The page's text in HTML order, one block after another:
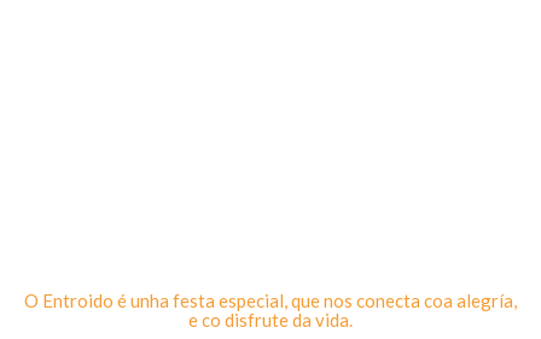
O Entroido é unha festa especial, que nos conecta coa alegría,
e co disfrute da vida.